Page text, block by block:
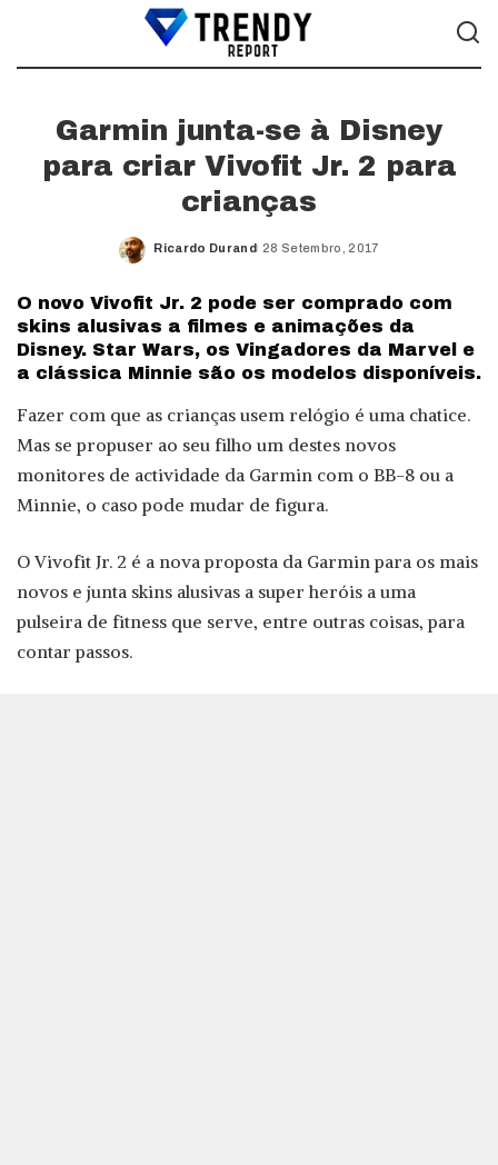
Garmin junta-se à Disney
para criar Vivofit Jr. 2 para
crianças
Posted
Ricardo Durand 28 Setembro, 2017
O novo Vivofit Jr. 2 pode ser comprado com
skins alusivas a filmes e animações da
Disney. Star Wars, os Vingadores da Marvel e
a clássica Minnie são os modelos disponíveis.
Fazer com que as crianças usem relógio é uma chatice.
Mas se propuser ao seu filho um destes novos
monitores de actividade da Garmin com o BB-8 ou a
Minnie, o caso pode mudar de figura.
O Vivofit Jr. 2 é a nova proposta da Garmin para os mais
novos e junta skins alusivas a super heróis a uma
pulseira de fitness que serve, entre outras coisas, para
contar passos.